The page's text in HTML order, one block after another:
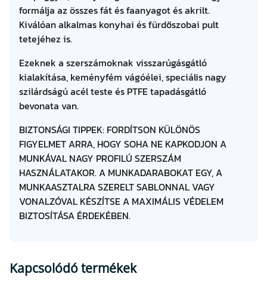
formálja az összes fát és faanyagot és akrilt.
Kiválóan alkalmas konyhai és fürdőszobai pult
tetejéhez is.
Ezeknek a szerszámoknak visszarúgásgátló
kialakítása, keményfém vágóélei, speciális nagy
szilárdságú acél teste és PTFE tapadásgátló
bevonata van.
BIZTONSÁGI TIPPEK: FORDÍTSON KÜLÖNÖS
FIGYELMET ARRA, HOGY SOHA NE KAPKODJON A
MUNKÁVAL NAGY PROFILÚ SZERSZÁM
HASZNÁLATAKOR. A MUNKADARABOKAT EGY, A
MUNKAASZTALRA SZERELT SABLONNAL VAGY
VONALZÓVAL KÉSZÍTSE A MAXIMÁLIS VÉDELEM
BIZTOSÍTÁSA ÉRDEKÉBEN.
Kapcsolódó termékek